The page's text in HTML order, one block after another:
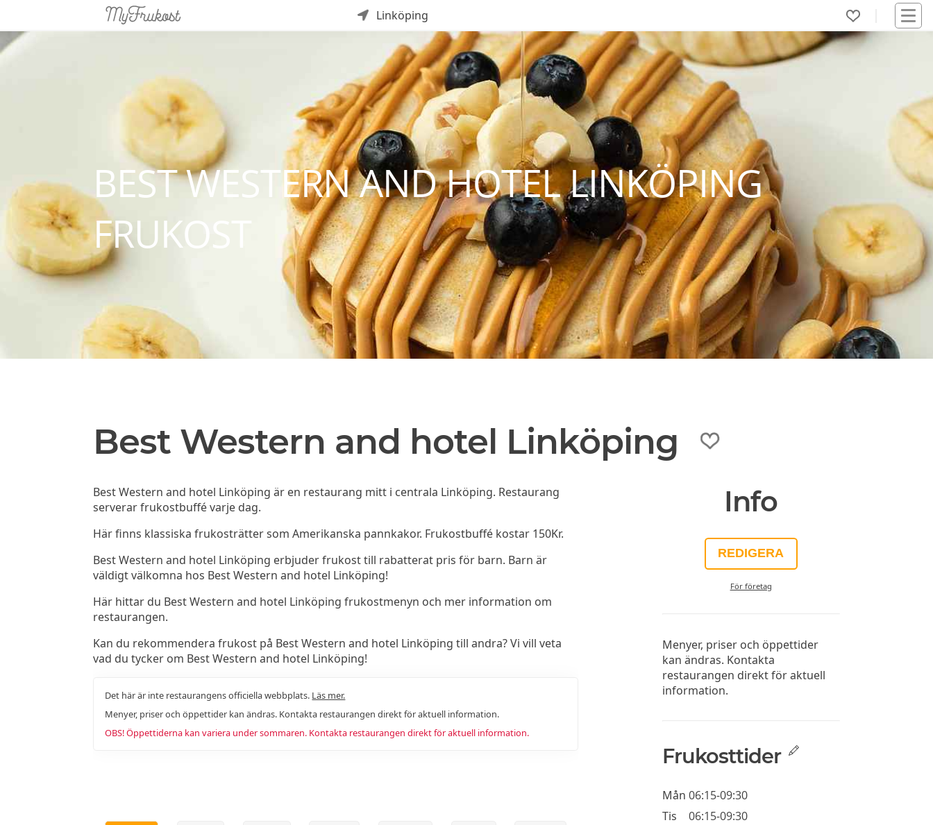
Linköping
BEST WESTERN AND HOTEL LINKÖPING
FRUKOST
Best Western and hotel Linköping
Best Western and hotel Linköping är en restaurang mitt i centrala Linköping. Restaurang
serverar frukostbuffé varje dag.
Här finns klassiska frukosträtter som Amerikanska pannkakor. Frukostbuffé kostar 150Kr.
Best Western and hotel Linköping erbjuder frukost till rabatterat pris för barn. Barn är
väldigt välkomna hos Best Western and hotel Linköping!
Här hittar du Best Western and hotel Linköping frukostmenyn och mer information om
restaurangen.
Kan du rekommendera frukost på Best Western and hotel Linköping till andra? Vi vill veta
vad du tycker om Best Western and hotel Linköping!
Det här är inte restaurangens officiella webbplats. Läs mer.
Menyer, priser och öppettider kan ändras. Kontakta restaurangen direkt för aktuell information.
OBS! Öppettiderna kan variera under sommaren. Kontakta restaurangen direkt för aktuell information.
Info
REDIGERA
För företag
Menyer, priser och öppettider
kan ändras. Kontakta
restaurangen direkt för aktuell
information.
Frukosttider
Mån 06:15-09:30
Tis
06:15-09:30